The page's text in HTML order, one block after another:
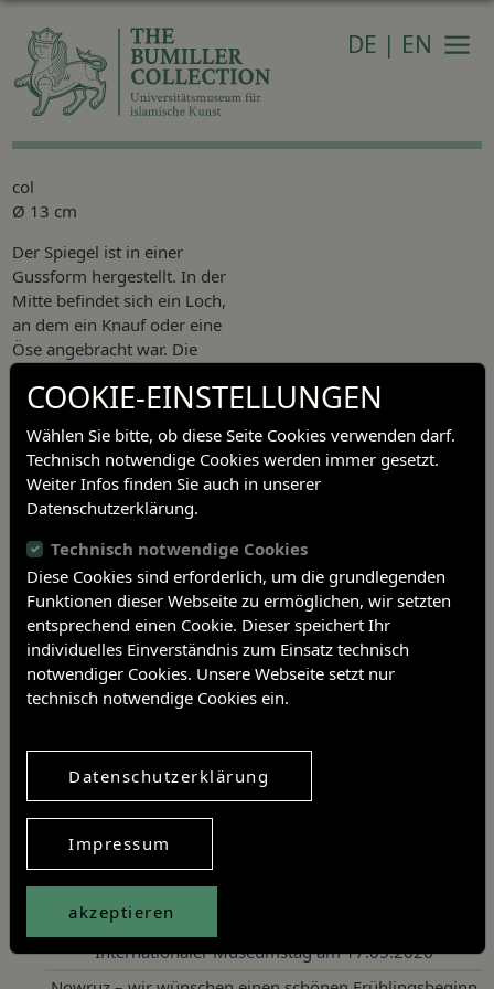
DE | EN
col
Ø 13 cm
Der Spiegel ist in einer
Gussform hergestellt. In der
Mitte befindet sich ein Loch,
an dem ein Knauf oder eine
Öse angebracht war. Die
erhabenen Motive sind mit
Gravuren akzentiert. Von
inspirierte Fantasiewesen wie
Drachen und
Schlangendrachen sind in
einem Wirbel um das Zentrum
gruppiert.
Beitragsnavigation
Vorheriger Artikel
Nächster Artikel
Artikel teilen
TwitterFacebookLinkedin
Neueste Aktivitäten
Sonderausstellung „Malgründe einer Gärtnerstochter“
Internationaler Museumstag am 17.05.2026
COOKIE-EINSTELLUNGEN
Wählen Sie bitte, ob diese Seite Cookies verwenden darf.
Technisch notwendige Cookies werden immer gesetzt.
Weiter Infos finden Sie auch in unserer
Datenschutzerklärung.
Technisch notwendige Cookies
Diese Cookies sind erforderlich, um die grundlegenden
Funktionen dieser Webseite zu ermöglichen, wir setzten
entsprechend einen Cookie. Dieser speichert Ihr
individuelles Einverständnis zum Einsatz technisch
notwendiger Cookies. Unsere Webseite setzt nur
technisch notwendige Cookies ein.
Datenschutzerklärung
Impressum
akzeptieren